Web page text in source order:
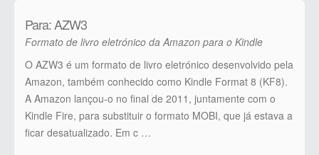
Para: AZW3
Formato de livro eletrónico da Amazon para o Kindle
O AZW3 é um formato de livro eletrónico desenvolvido pela
Amazon, também conhecido como Kindle Format 8 (KF8).
A Amazon lançou-o no final de 2011, juntamente com o
Kindle Fire, para substituir o formato MOBI, que já estava a
ficar desatualizado. Em c …